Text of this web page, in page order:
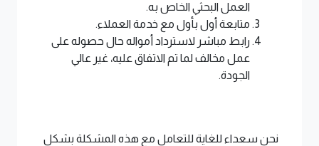
العمل البحثي الخاص به.
متابعة أول بأول مع خدمة العملاء.
رابط مباشر لاسترداد أمواله حال حصوله على
عمل مخالف لما تم الاتفاق عليه، غير عالي
الجودة.
نحن سعداء للغاية للتعامل مع هذه المشكلة بشكل